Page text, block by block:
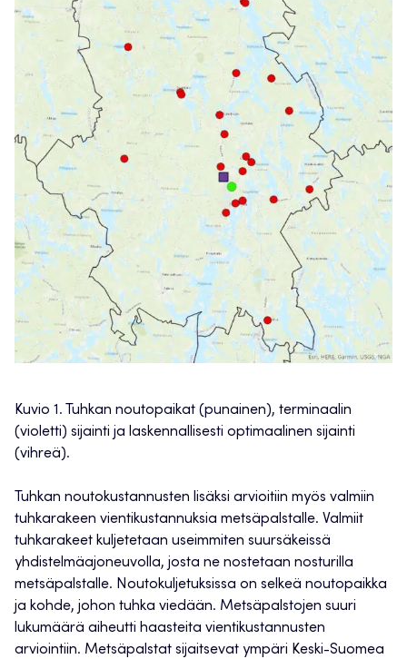
Kuvio 1. Tuhkan noutopaikat (punainen), terminaalin
(violetti) sijainti ja laskennallisesti optimaalinen sijainti
(vihreä).
Tuhkan noutokustannusten lisäksi arvioitiin myös valmiin
tuhkarakeen vientikustannuksia metsäpalstalle. Valmiit
tuhkarakeet kuljetetaan useimmiten suursäkeissä
yhdistelmäajoneuvolla, josta ne nostetaan nosturilla
metsäpalstalle. Noutokuljetuksissa on selkeä noutopaikka
ja kohde, johon tuhka viedään. Metsäpalstojen suuri
lukumäärä aiheutti haasteita vientikustannusten
arviointiin. Metsäpalstat sijaitsevat ympäri Keski-Suomea